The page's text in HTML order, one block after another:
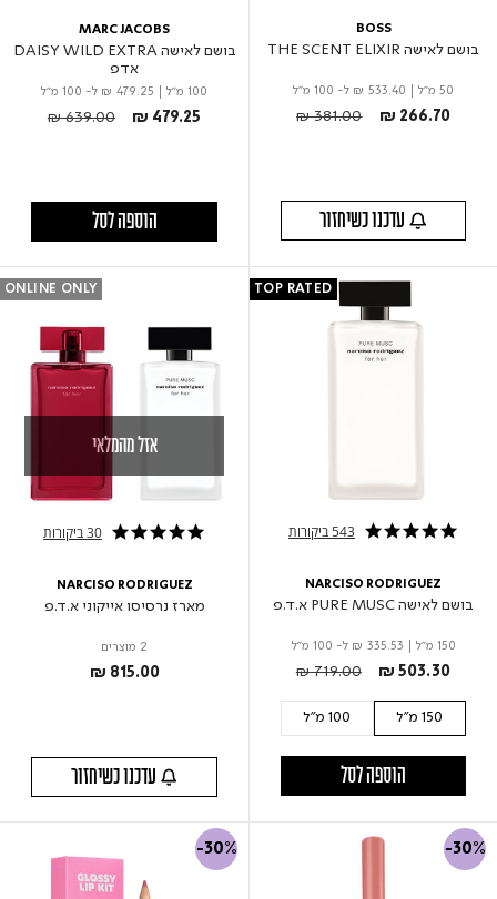
BOSS
בושם לאישה THE SCENT ELIXIR
50 מ"ל ₪ 533.40 ל- 100 מ"ל
₪ 266.70
Price reduced from
₪ 381.00to
MARC JACOBS
בושם לאישה DAISY WILD EXTRA
אדפ
100 מ"ל ₪ 479.25 ל- 100 מ"ל
₪ 479.25
Price reduced from
₪ 639.00to
הוספה לסל
4.9 star rating 543 ביקורות
TOP RATED
NARCISO RODRIGUEZ
בושם לאישה PURE MUSC א.ד.פ
150 מ"ל ₪ 335.53 ל- 100 מ"ל
₪ 503.30
Price reduced from
₪ 719.00to
150 מ"ל 100 מ"ל
הוספה לסל
אזל מהמלאי
4.9 star rating 30 ביקורות
ONLINE ONLY
NARCISO RODRIGUEZ
מארז נרסיסו אייקוני א.ד.פ
2 מוצרים
₪ 815.00
-30%
-30%